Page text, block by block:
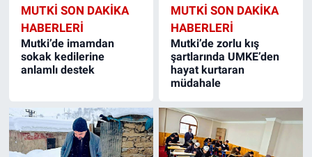
MUTKI SON DAKIKA
HABERLERI
Mutki’de imamdan
sokak kedilerine
anlamlı destek
MUTKI SON DAKIKA
HABERLERI
Mutki’de zorlu kış
şartlarında UMKE’den
hayat kurtaran
müdahale